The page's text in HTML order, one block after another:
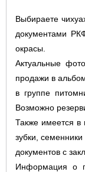
Выбираете
документами
окрасы.
Актуальные
продажи в
в группе
Возможно
Также имеется в
зубки,
документов с
Информация о